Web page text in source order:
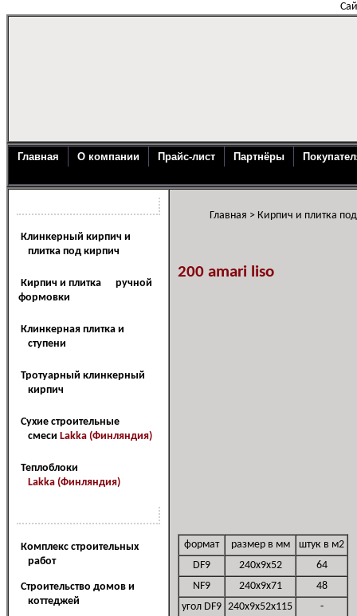
Главная О компании Прайс-лист Партнёры
Клинкерный кирпич и
плитка под кирпич
Кирпич и плитка ручной
формовки
Клинкерная плитка и
ступени
Тротуарный клинкерный
кирпич
Сухие строительные
смеси Lakka (Финляндия)
Теплоблоки
Lakka (Финляндия)
Комплекс строительных
работ
Cтроительство домов и
коттеджей
Главная > Кирпич и плитка
200 amari liso
формат размер в мм
штук в м2
DF9
240x9x52
64
NF9
240x9x71
48
угол DF9 240x9x52x115
-